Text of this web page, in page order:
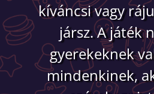
kíváncsi vagy
jársz. A játék
gyerekeknek
mindenkinek,